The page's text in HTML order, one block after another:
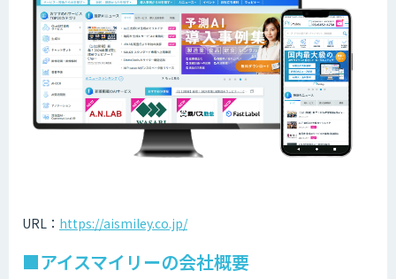
URL： https://aismiley.co.jp/
■アイスマイリーの会社概要